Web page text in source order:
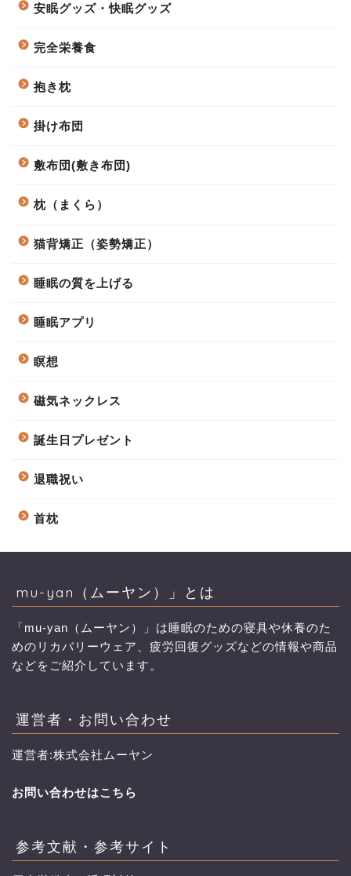
安眠グッズ・快眠グッズ
完全栄養食
抱き枕
掛け布団
敷布団(敷き布団)
枕（まくら）
猫背矯正（姿勢矯正）
睡眠の質を上げる
睡眠アプリ
瞑想
磁気ネックレス
誕生日プレゼント
退職祝い
首枕
mu-yan（ムーヤン）」とは
「mu-yan（ムーヤン）」は睡眠のための寝具や休養のた
めのリカバリーウェア、疲労回復グッズなどの情報や商品
などをご紹介しています。
運営者・お問い合わせ
運営者:株式会社ムーヤン
お問い合わせはこちら
参考文献・参考サイト